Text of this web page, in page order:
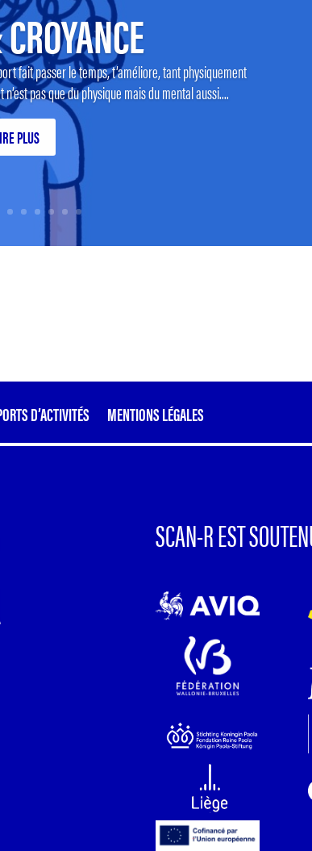
fait passer le temps, t’améliore, tant physiquement
pas que du physique mais du mental aussi....
PLUS
D’ACTIVITÉS MENTIONS LÉGALES
SCAN-R EST